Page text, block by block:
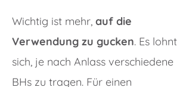
Wichtig ist mehr, auf die
Verwendung zu gucken. Es lohnt
sich, je nach Anlass verschiedene
BHs zu tragen. Für einen